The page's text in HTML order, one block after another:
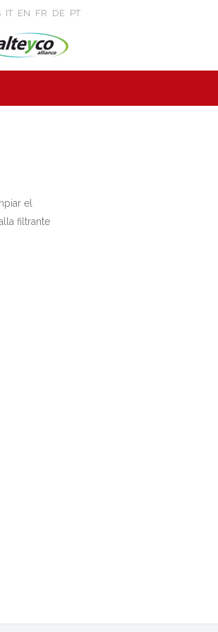
IT EN FR DE PT
el
filtrante